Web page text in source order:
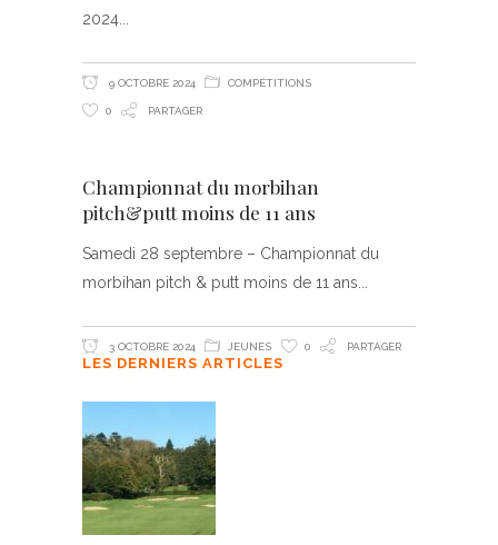
2024
9 OCTOBRE 2024 COMPÉTITIONS
0 PARTAGER
Championnat du morbihan
pitch&putt moins de 11 ans
Samedi 28 septembre – Championnat du
morbihan pitch & putt moins de 11 ans
3 OCTOBRE 2024 JEUNES 0 PARTAGER
LES DERNIERS ARTICLES